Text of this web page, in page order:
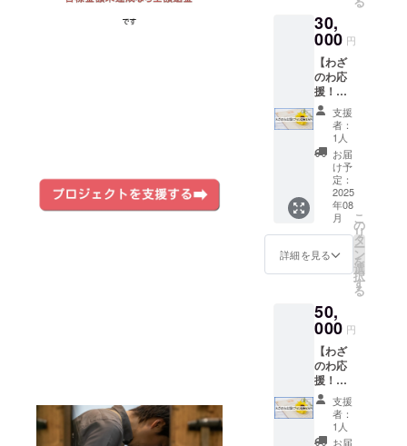
---- ▼備
考欄に
ご記載
くださ
い -------
-----------
-----------
- ①【必
須】掲
載名
（掲載
希望し
ない場
合は
「匿
ご記載
くださ
意】リ
ンクを
張りた
い方は
リンク
先
や実名
等 ★こ
のリ
ターン
は【わ
ざのわ
応援！
プラン
A】と全
く同じ
内容と
なりま
す ★領
収書が
必要な
方はご
支援
にてお
申し付
けくだ
さい ★
目標未
達成の
場合は
全額返
金！ ----
支援者
様のお
名前を
掲載し
ます※
・ご希
望の方
はリン
クを張
ります
・掲載
期間：
2025年
8月～
2027年
3月 ※事
業者
や実名
等 ★こ
のリ
ターン
は【わ
ざのわ
応援！
プラン
A】と全
く同じ
30,
000 円
【わざ
のわ応
援！プ
ラン
D★3万
円】 ・
お礼の
メール
をお送
りいた
します
・わざ
のわサ
イトの
特設
ページ
支援者
様のお
名前を
掲載し
ます※
・ご希
望の方
はリン
クを張
ります
支援
者：
1人
お届
け予
定：
2025
年08
月
詳細を見る
こ
の
リ
タ
ー
ン
を
選
択
す
る
50,
000 円
【わざ
のわ応
援！プ
ラン
E★5万
円】 ・
お礼の
支援
者：
1人
お届